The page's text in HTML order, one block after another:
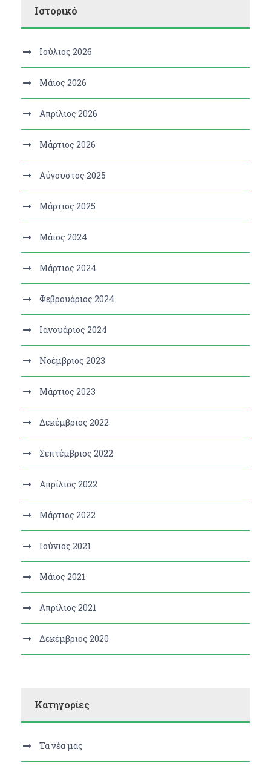
Ιστορικό
Ιούλιος 2026
Μάιος 2026
Απρίλιος 2026
Μάρτιος 2026
Αύγουστος 2025
Μάρτιος 2025
Μάιος 2024
Μάρτιος 2024
Φεβρουάριος 2024
Ιανουάριος 2024
Νοέμβριος 2023
Μάρτιος 2023
Δεκέμβριος 2022
Σεπτέμβριος 2022
Απρίλιος 2022
Μάρτιος 2022
Ιούνιος 2021
Μάιος 2021
Απρίλιος 2021
Δεκέμβριος 2020
Kατηγορίες
Τα νέα μας